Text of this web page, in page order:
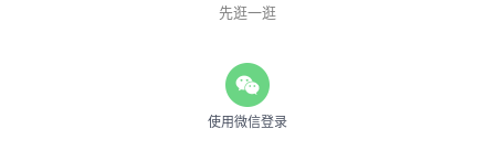
先逛一逛
使用微信登录